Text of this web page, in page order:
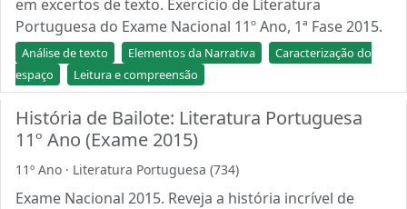
em excertos de texto. Exercício de Literatura
Portuguesa do Exame Nacional 11º Ano, 1ª Fase 2015.
Análise de texto Elementos da Narrativa
Caracterização do
espaço
Leitura e compreensão
História de Bailote: Literatura Portuguesa
11º Ano (Exame 2015)
11º Ano · Literatura Portuguesa (734)
Exame Nacional 2015. Reveja a história incrível de